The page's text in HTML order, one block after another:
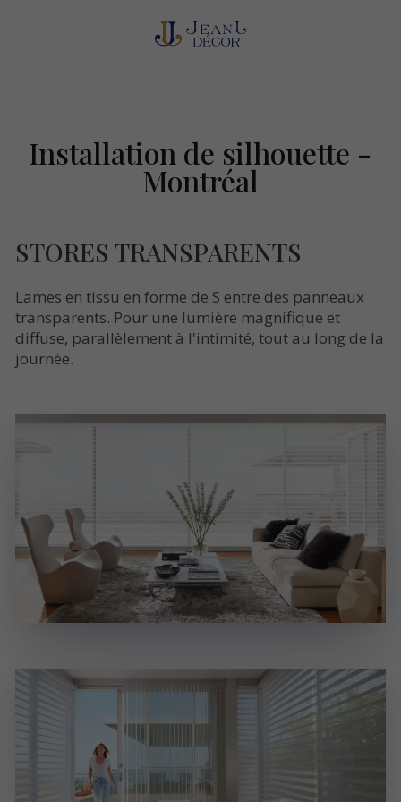
Installation de silhouette -
Montréal
STORES TRANSPARENTS
Lames en tissu en forme de S entre des panneaux
transparents. Pour une lumière magnifique et
diffuse, parallèlement à l'intimité, tout au long de la
journée.